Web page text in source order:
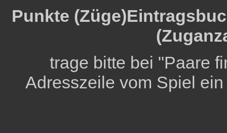
Punkte
trage bitte bei "Paare
Adresszeile vom Spiel